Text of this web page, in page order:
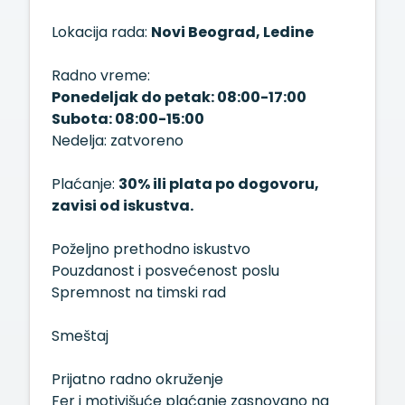
Lokacija rada: Novi Beograd, Ledine
Radno vreme:
Ponedeljak do petak: 08:00-17:00
Subota: 08:00-15:00
Nedelja: zatvoreno
Plaćanje: 30% ili plata po dogovoru,
zavisi od iskustva.
Poželjno prethodno iskustvo
Pouzdanost i posvećenost poslu
Spremnost na timski rad
Smeštaj
Prijatno radno okruženje